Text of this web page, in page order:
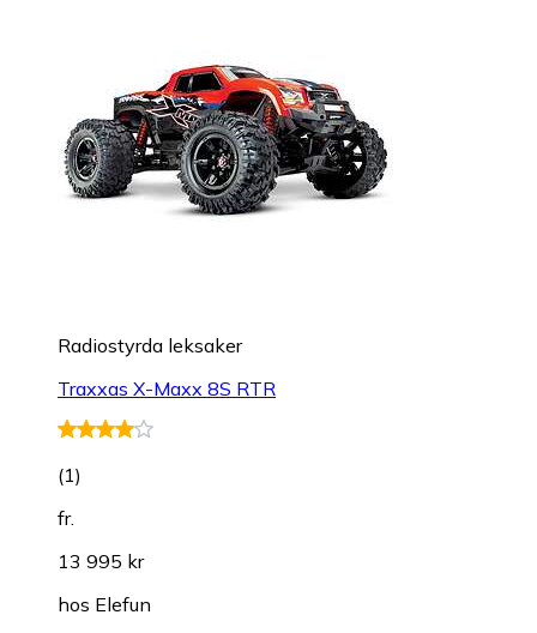
Radiostyrda leksaker
Traxxas X-Maxx 8S RTR
(1)
fr.
13 995 kr
hos Elefun